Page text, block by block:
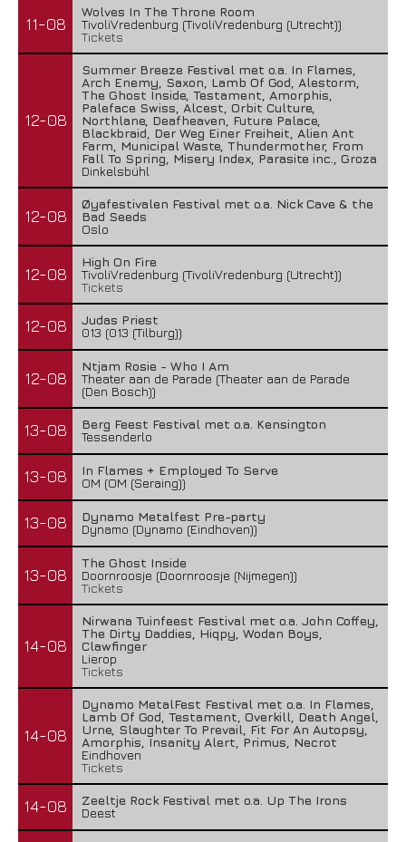
11-08
Wolves In The Throne Room
TivoliVredenburg (TivoliVredenburg (Utrecht))
Tickets
12-08
Summer Breeze Festival met o.a. In Flames,
Arch Enemy, Saxon, Lamb Of God, Alestorm,
The Ghost Inside, Testament, Amorphis,
Paleface Swiss, Alcest, Orbit Culture,
Northlane, Deafheaven, Future Palace,
Blackbraid, Der Weg Einer Freiheit, Alien Ant
Farm, Municipal Waste, Thundermother, From
Fall To Spring, Misery Index, Parasite inc., Groza
Dinkelsbühl
12-08
Øyafestivalen Festival met o.a. Nick Cave & the
Bad Seeds
Oslo
12-08
High On Fire
TivoliVredenburg (TivoliVredenburg (Utrecht))
Tickets
12-08
Judas Priest
013 (013 (Tilburg))
12-08
Ntjam Rosie - Who I Am
Theater aan de Parade (Theater aan de Parade
(Den Bosch))
13-08
Berg Feest Festival met o.a. Kensington
Tessenderlo
13-08
In Flames + Employed To Serve
OM (OM (Seraing))
13-08
Dynamo Metalfest Pre-party
Dynamo (Dynamo (Eindhoven))
13-08
The Ghost Inside
Doornroosje (Doornroosje (Nijmegen))
Tickets
14-08
Nirwana Tuinfeest Festival met o.a. John Coffey,
The Dirty Daddies, Hiqpy, Wodan Boys,
Clawfinger
Lierop
Tickets
14-08
Dynamo MetalFest Festival met o.a. In Flames,
Lamb Of God, Testament, Overkill, Death Angel,
Urne, Slaughter To Prevail, Fit For An Autopsy,
Amorphis, Insanity Alert, Primus, Necrot
Eindhoven
Tickets
14-08
Zeeltje Rock Festival met o.a. Up The Irons
Deest